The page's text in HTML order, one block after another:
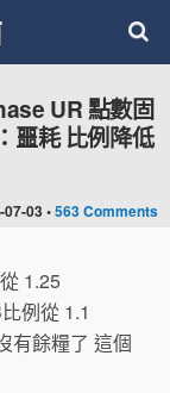
03 •563 Comments
UR 點數固
噩耗 比例降低
1.25
例從 1.1
有餘糧了 這個